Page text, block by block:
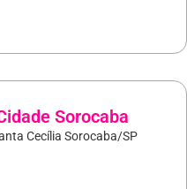
Sorocaba
Cecília Sorocaba/SP